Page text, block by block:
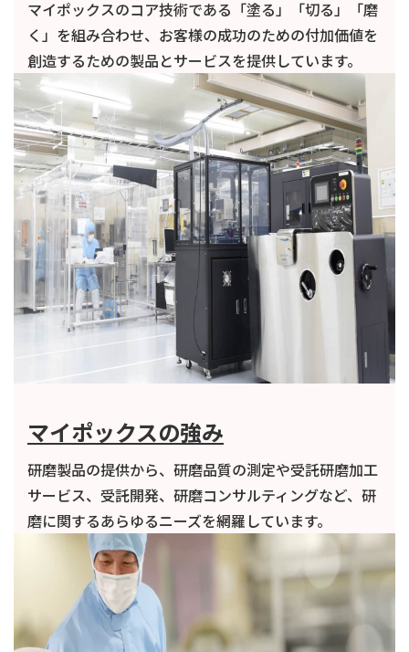
マイポックスのコア技術である「塗る」「切る」「磨
く」を組み合わせ、お客様の成功のための付加価値を
創造するための製品とサービスを提供しています。
マイポックスの強み
研磨製品の提供から、研磨品質の測定や受託研磨加工
サービス、受託開発、研磨コンサルティングなど、研
磨に関するあらゆるニーズを網羅しています。